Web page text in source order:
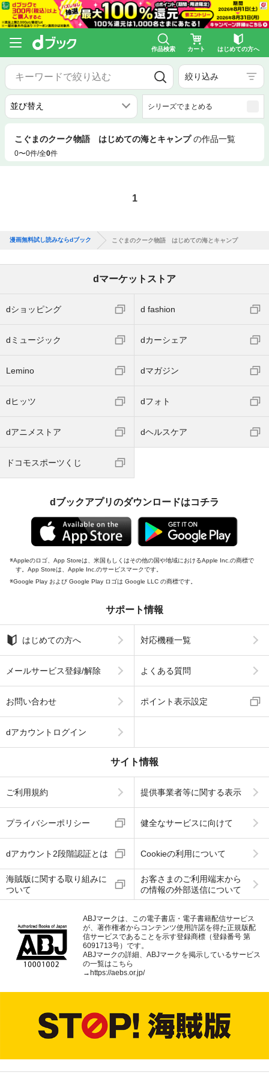
作品検索 カート はじめての方へ
絞り込み
シリーズでまとめる
こぐまのクーク物語 はじめての海とキャンプ の作品一覧
0〜0件/全0件
1
漫画無料試し読みならdブック こぐまのクーク物語 はじめての海とキャンプ
dマーケットストア
dショッピング d fashion
dミュージック dカーシェア
Lemino dマガジン
dヒッツ dフォト
dアニメストア dヘルスケア
ドコモスポーツくじ
dブックアプリのダウンロードはコチラ
Appleのロゴ、App Storeは、米国もしくはその他の国や地域におけるApple Inc.の商標で
す。App Storeは、Apple Inc.のサービスマークです。
Google Play および Google Play ロゴは Google LLC の商標です。
サポート情報
はじめての方へ 対応機種一覧
メールサービス登録/解除 よくある質問
お問い合わせ ポイント表示設定
dアカウントログイン
サイト情報
ご利用規約 提供事業者等に関する表示
プライバシーポリシー 健全なサービスに向けて
dアカウント2段階認証とは Cookieの利用について
海賊版に関する取り組みに
ついて
お客さまのご利用端末から
の情報の外部送信について
ABJマークは、この電子書店・電子書籍配信サービス
が、著作権者からコンテンツ使用許諾を得た正規版配
信サービスであることを示す登録商標（登録番号 第
6091713号）です。
ABJマークの詳細、ABJマークを掲示しているサービス
の一覧はこちら
→https://aebs.or.jp/